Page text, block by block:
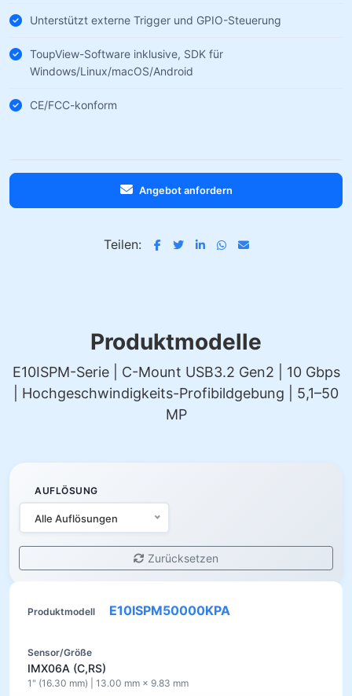
Unterstützt externe Trigger und GPIO-Steuerung
ToupView-Software inklusive, SDK für
Windows/Linux/macOS/Android
CE/FCC-konform
Angebot anfordern
Teilen:
Produktmodelle
E10ISPM-Serie | C-Mount USB3.2 Gen2 | 10 Gbps
| Hochgeschwindigkeits-Profibildgebung | 5,1–50
MP
AUFLÖSUNG
Alle Auflösungen
Zurücksetzen
E10ISPM50000KPA
IMX06A (C,RS)
1" (16.30 mm) | 13.00 mm × 9.83 mm